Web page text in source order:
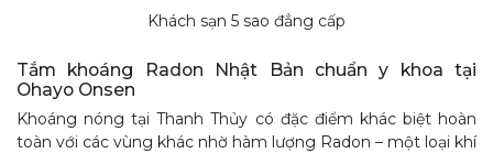
Khách sạn 5 sao đẳng cấp
Tắm khoáng Radon Nhật Bản chuẩn y khoa tại
Ohayo Onsen
Khoáng nóng tại Thanh Thủy có đặc điểm khác biệt hoàn
toàn với các vùng khác nhờ hàm lượng Radon – một loại khí